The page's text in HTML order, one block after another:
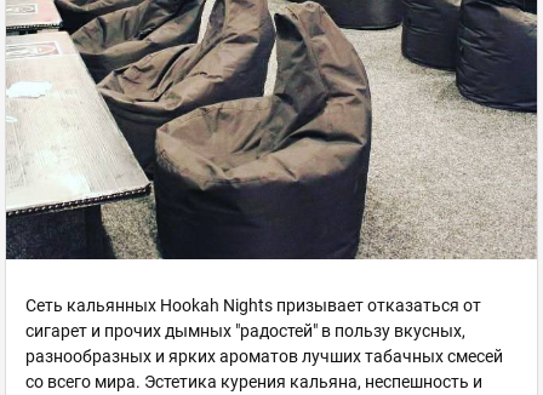
Сеть кальянных Hookah Nights призывает отказаться от
сигарет и прочих дымных "радостей" в пользу вкусных,
разнообразных и ярких ароматов лучших табачных смесей
со всего мира. Эстетика курения кальяна, неспешность и